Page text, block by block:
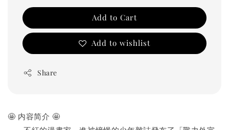
Add to Cart
Add to wishlist
Share
🤩 内容简介 🤩